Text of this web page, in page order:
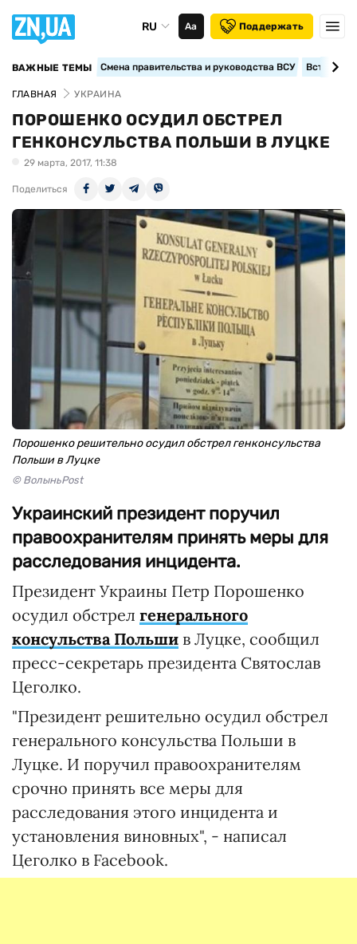
RU Аа Поддержать
ВАЖНЫЕ ТЕМЫ Смена правительства и руководства ВСУ
ГЛАВНАЯ УКРАИНА
ПОРОШЕНКО ОСУДИЛ ОБСТРЕЛ
ГЕНКОНСУЛЬСТВА ПОЛЬШИ В ЛУЦКЕ
29 марта, 2017, 11:38
Поделиться
Порошенко решительно осудил обстрел генконсульства
Польши в Луцке
© ВолыньPost
Украинский президент поручил
правоохранителям принять меры для
расследования инцидента.
Президент Украины Петр Порошенко
осудил обстрел генерального
консульства Польши в Луцке, сообщил
пресс-секретарь президента Святослав
Цеголко.
"Президент решительно осудил обстрел
генерального консульства Польши в
Луцке. И поручил правоохранителям
срочно принять все меры для
расследования этого инцидента и
установления виновных", - написал
Цеголко в Facebook.